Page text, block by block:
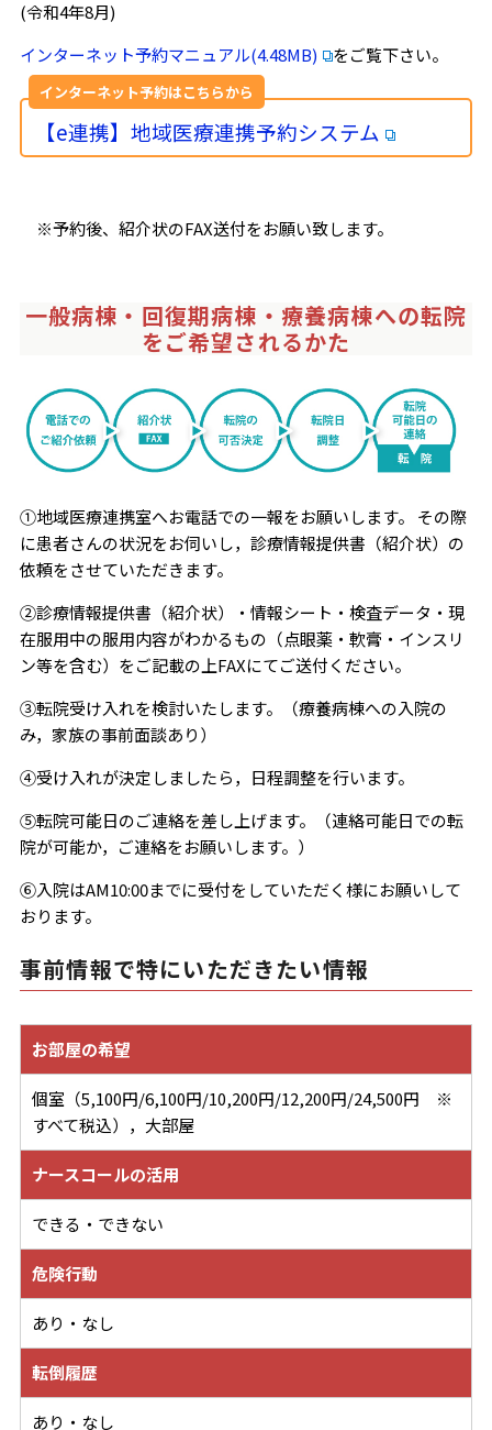
(令和4年8月)
インターネット予約マニュアル(4.48MB)
をご覧下さい。
インターネット予約はこちらから
【e連携】地域医療連携予約システム
※予約後、紹介状のFAX送付をお願い致します。
一般病棟・回復期病棟・療養病棟への転院
をご希望されるかた
①地域医療連携室へお電話での一報をお願いします。 その際
に患者さんの状況をお伺いし，診療情報提供書（紹介状）の
依頼をさせていただきます。
②診療情報提供書（紹介状）・情報シート・検査データ・現
在服用中の服用内容がわかるもの（点眼薬・軟膏・インスリ
ン等を含む）をご記載の上FAXにてご送付ください。
③転院受け入れを検討いたします。（療養病棟への入院の
み，家族の事前面談あり）
④受け入れが決定しましたら，日程調整を行います。
⑤転院可能日のご連絡を差し上げます。（連絡可能日での転
院が可能か，ご連絡をお願いします。）
⑥入院はAM10:00までに受付をしていただく様にお願いして
おります。
事前情報で特にいただきたい情報
お部屋の希望
個室（5,100円/6,100円/10,200円/12,200円/24,500円 ※
すべて税込），大部屋
ナースコールの活用
できる・できない
危険行動
あり・なし
転倒履歴
あり・なし